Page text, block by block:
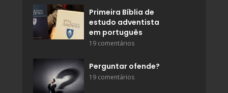
Primeira Bíblia de
estudo adventista
em português
19 comentários
Perguntar ofende?
19 comentários